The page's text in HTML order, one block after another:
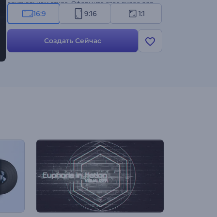
оригнальном стиле. Оформите свое видео для
подкаста!16:9 9:16 1:1
Создать Сейчас